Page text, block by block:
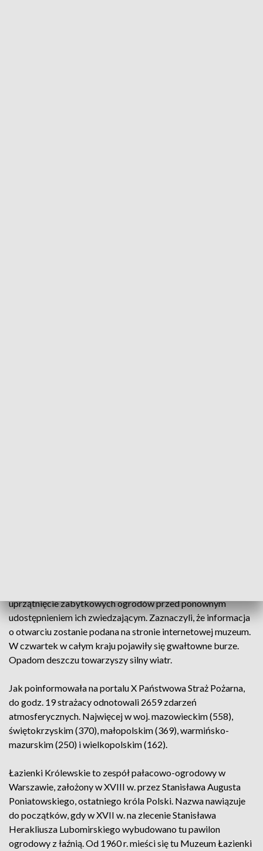
uprzątnięcie zabytkowych ogrodów przed ponownym
udostępnieniem ich zwiedzającym. Zaznaczyli, że informacja
o otwarciu zostanie podana na stronie internetowej muzeum.
W czwartek w całym kraju pojawiły się gwałtowne burze.
Opadom deszczu towarzyszy silny wiatr.
Jak poinformowała na portalu X Państwowa Straż Pożarna,
do godz. 19 strażacy odnotowali 2659 zdarzeń
atmosferycznych. Najwięcej w woj. mazowieckim (558),
świętokrzyskim (370), małopolskim (369), warmińsko-
mazurskim (250) i wielkopolskim (162).
Łazienki Królewskie to zespół pałacowo-ogrodowy w
Warszawie, założony w XVIII w. przez Stanisława Augusta
Poniatowskiego, ostatniego króla Polski. Nazwa nawiązuje
do początków, gdy w XVII w. na zlecenie Stanisława
Herakliusza Lubomirskiego wybudowano tu pawilon
ogrodowy z łaźnią. Od 1960 r. mieści się tu Muzeum Łazienki